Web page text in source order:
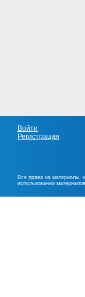
Войти
Регистрация
Все права на материалы,
использовании